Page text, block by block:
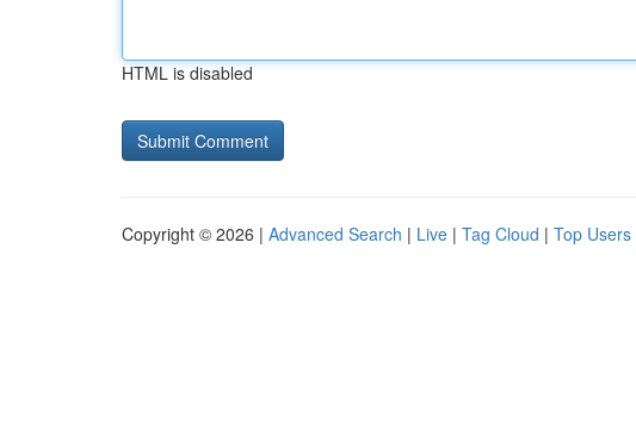
HTML is disabled
Copyright © 2026 | Advanced Search | Live | Tag Cloud | Top Users